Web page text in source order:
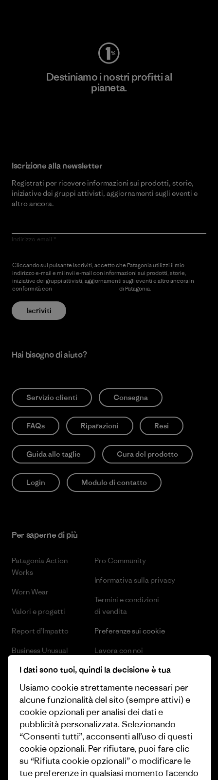
Destiniamo i nostri profitti al
pianeta.
Iscrizione alla newsletter
Registrati per ricevere informazioni sui prodotti, storie,
iniziative dei gruppi attivisti, aggiornamenti sugli eventi e
altro ancora.
Indirizzo email
Cliccando sul pulsante Iscriviti, accetto che Patagonia utilizzi il mio
indirizzo e-mail e mi invii e-mail con informazioni sui prodotti, storie,
iniziative dei gruppi attivisti, aggiornamenti sugli eventi e altro ancora in
conformità con
di Patagonia.
Iscriviti
Hai bisogno di aiuto?
Servizio clienti Consegna
FAQs Riparazioni Resi
Guida alle taglie Cura del prodotto
Login Modulo di contatto
Per saperne di più
Patagonia Action
Works
Worn Wear
Valori e progetti
Report d’Impatto
Business Unusual
Obiettivi climatici
1% For The Planet
Come finanziamo
Buoni regalo
Trova un negozio
Pro Community
Informativa sulla privacy
Termini e condizioni
di vendita
Preferenze sui cookie
Lavora con noi
Stampa e media
Industry program
Programma di affiliazione
Patagonia Svizzera Mappa del
sito
I dati sono tuoi, quindi la decisione è tua
Usiamo cookie strettamente necessari per
alcune funzionalità del sito (sempre attivi) e
cookie opzionali per analisi dei dati e
pubblicità personalizzata. Selezionando
“Consenti tutti”, acconsenti all’uso di questi
cookie opzionali. Per rifiutare, puoi fare clic
su “Rifiuta cookie opzionali” o modificare le
tue preferenze in qualsiasi momento facendo